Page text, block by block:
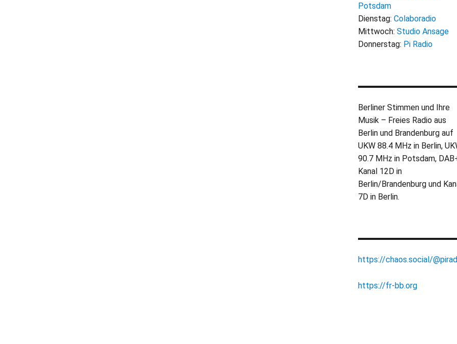
Potsdam
Dienstag: Colaboradio
Mittwoch: Studio Ansage
Donnerstag: Pi Radio
Berliner Stimmen und Ihre
Musik – Freies Radio aus
Berlin und Brandenburg auf
UKW 88.4 MHz in Berlin,
90.7 MHz in Potsdam,
Kanal 12D in
Berlin/Brandenburg und
7D in Berlin.
https://chaos.social/
https://fr-bb.org